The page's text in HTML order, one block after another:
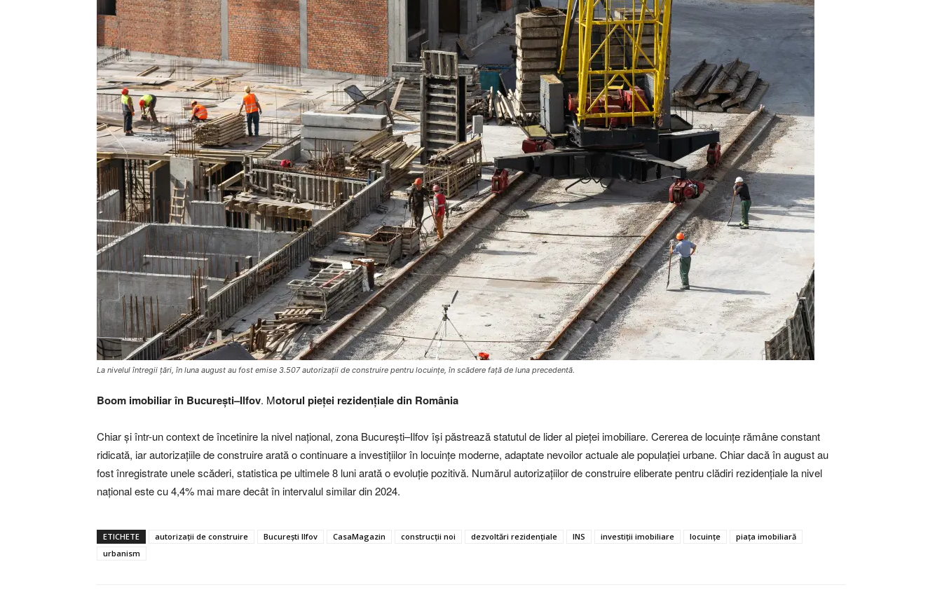
La nivelul întregii țări, în luna august au fost emise 3.507 autorizații de construire pentru locuințe, în scădere față de luna precedentă.
Boom imobiliar în București–Ilfov. Motorul pieței rezidențiale din România
Chiar și într-un context de încetinire la nivel național, zona București–Ilfov își păstrează statutul de lider al pieței imobiliare. Cererea de locuințe rămâne constant
ridicată, iar autorizațiile de construire arată o continuare a investițiilor în locuințe moderne, adaptate nevoilor actuale ale populației urbane. Chiar dacă în august au
fost înregistrate unele scăderi, statistica pe ultimele 8 luni arată o evoluție pozitivă. Numărul autorizațiilor de construire eliberate pentru clădiri rezidențiale la nivel
național este cu 4,4% mai mare decât în intervalul similar din 2024.
ETICHETE autorizații de construire București Ilfov CasaMagazin construcții noi dezvoltări rezidențiale INS investiții imobiliare locuințe
piața imobiliară
urbanism